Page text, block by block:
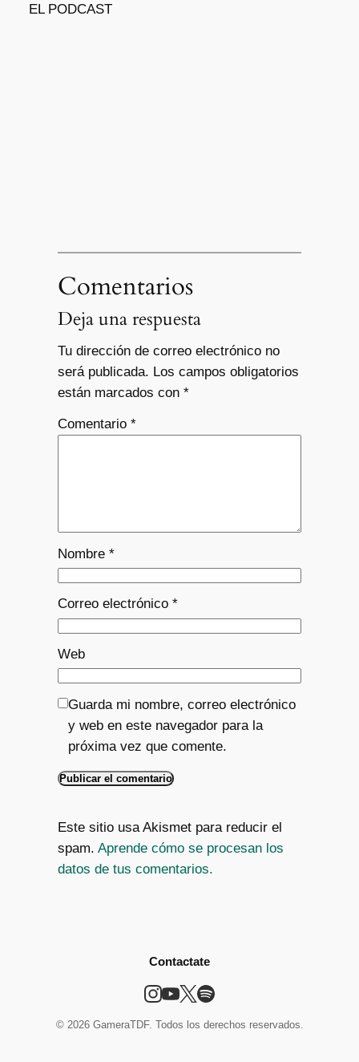
EL PODCAST
Comentarios
Deja una respuesta
Tu dirección de correo electrónico no
será publicada. Los campos obligatorios
están marcados con *
Comentario *
Nombre *
Correo electrónico *
Web
Guarda mi nombre, correo electrónico
y web en este navegador para la
próxima vez que comente.
Este sitio usa Akismet para reducir el
spam. Aprende cómo se procesan los
datos de tus comentarios.
Contactate
© 2026 GameraTDF. Todos los derechos reservados.